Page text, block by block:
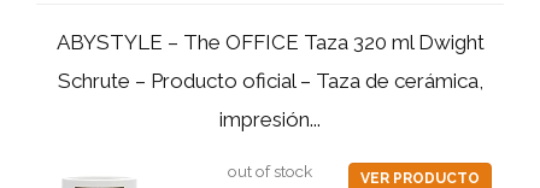
ABYSTYLE – The OFFICE Taza 320 ml Dwight
Schrute – Producto oficial – Taza de cerámica,
impresión...
out of stock VER PRODUCTO